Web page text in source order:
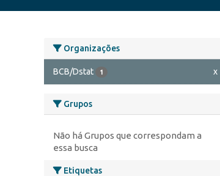
Organizações
BCB/Dstat 1 x
Grupos
Não há Grupos que correspondam a
essa busca
Etiquetas